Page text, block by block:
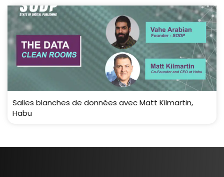
Salles blanches de données avec Matt Kilmartin,
Habu